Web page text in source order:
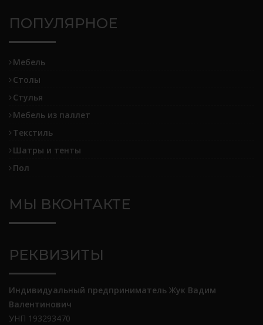
ПОПУЛЯРНОЕ
Мебель
Столы
Стулья
Мебель из паллет
Текстиль
Шатры и тенты
Пол
МЫ ВКОНТАКТЕ
РЕКВИЗИТЫ
Индивидуальный предприниматель Жук Вадим
Валентинович
УНП 193293470